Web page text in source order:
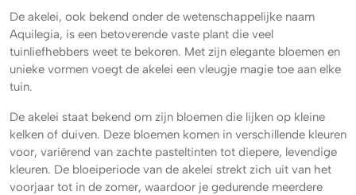
De akelei, ook bekend onder de wetenschappelijke naam
Aquilegia, is een betoverende vaste plant die veel
tuinliefhebbers weet te bekoren. Met zijn elegante bloemen en
unieke vormen voegt de akelei een vleugje magie toe aan elke
tuin.
De akelei staat bekend om zijn bloemen die lijken op kleine
kelken of duiven. Deze bloemen komen in verschillende kleuren
voor, variërend van zachte pasteltinten tot diepere, levendige
kleuren. De bloeiperiode van de akelei strekt zich uit van het
voorjaar tot in de zomer, waardoor je gedurende meerdere